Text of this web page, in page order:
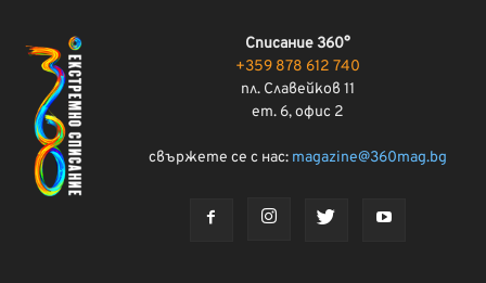
Списание 360°
+359 878 612 740
пл. Славейков 11
ет. 6, офис 2
свържете се с нас: magazine@360mag.bg